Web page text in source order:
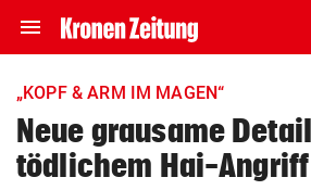
menu Navigation
ein-/ausklappen
account_circle Anmelden
„KOPF & ARM IM MAGEN“
Neue grausame
tödlichem Hai-Angriff